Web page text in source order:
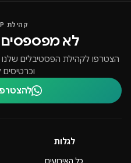
קהילת AIRDROP
לא
הצטרפו לקהילת הפסטיבלים שלנו
וכרטיסים
לגלות
כל האירועים